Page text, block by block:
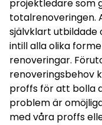
projektledare som
totalrenoveringen.
självklart utbildade
intill alla olika
renoveringar.
renoveringsbehov
proffs för att bolla
problem är
med våra proffs